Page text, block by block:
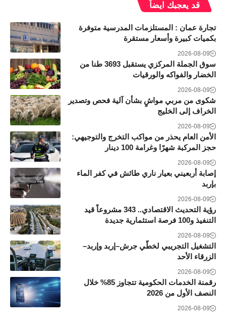
قد يعجبك ايضاً
تجارة عمان : المستلزمات المدرسية متوفرة
بكميات كبيرة وأسعار مستقرة
2026-08-09
سوق الجملة المركزي يستقبل 3693 طنا من
الخضار والفواكه والورقيات
2026-08-09
شكوى من مربي مواشٍ بشأن آلية فحص وتصدير
الخراف إلى الخليج
2026-08-09
الأمن العام يحذر من مواكب التخرج والتوجيهي:
حجز المركبة شهرًا وغرامة 100 دينار
2026-08-09
إصابة أربعيني بعيار ناري طائش في كفر الماء
بإربد
2026-08-09
رؤية التحديث الاقتصادي.. 343 مشروعاً قيد
التنفيذ و100 فرصة استثمارية جديدة
2026-08-09
التشغيل التجريبي لخطّي جرش–إربد وإربد–
الزرقاء الأحد
2026-08-09
رقمنة الخدمات الحكومية تتجاوز 85% خلال
النصف الأول من 2026
2026-08-09